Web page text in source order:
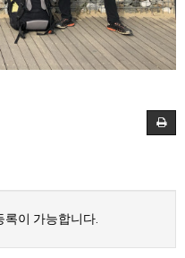
록이 가능합니다.